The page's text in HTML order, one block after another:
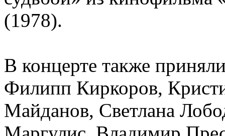
(1978).
В концерте также
Филипп Киркоров,
Майданов, Светлана